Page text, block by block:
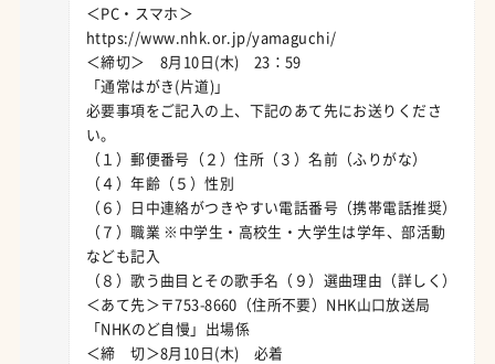
＜PC・スマホ＞
https://www.nhk.or.jp/yamaguchi/
＜締切＞ 8月10日(木) 23：59
「通常はがき(片道)」
必要事項をご記入の上、下記のあて先にお送りくださ
い。
（１）郵便番号（２）住所（３）名前（ふりがな）
（４）年齢（５）性別
（６）日中連絡がつきやすい電話番号（携帯電話推奨）
（７）職業 ※中学生・高校生・大学生は学年、部活動
なども記入
（８）歌う曲目とその歌手名（９）選曲理由（詳しく）
＜あて先＞〒753-8660（住所不要）NHK山口放送局
「NHKのど自慢」出場係
＜締 切＞8月10日(木) 必着